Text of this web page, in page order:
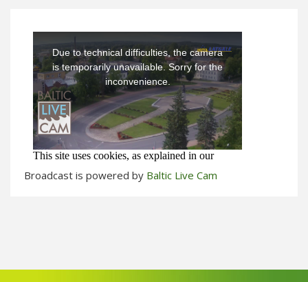
Broadcast is powered by Baltic Live Cam